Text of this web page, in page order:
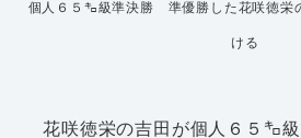
個人６５㌔級準決勝 準優勝した花咲徳栄
ける
花咲徳栄の吉田が個人６５㌔